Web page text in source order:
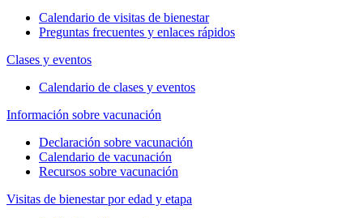
Calendario de visitas de bienestar
Preguntas frecuentes y enlaces rápidos
Clases y eventos
Calendario de clases y eventos
Información sobre vacunación
Declaración sobre vacunación
Calendario de vacunación
Recursos sobre vacunación
Visitas de bienestar por edad y etapa